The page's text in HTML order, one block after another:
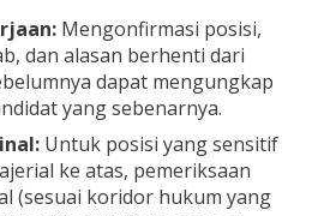
Mengonfirmasi posisi,
dan alasan berhenti dari
dapat mengungkap
yang sebenarnya.
Untuk posisi yang sensitif
ke atas, pemeriksaan
(sesuai koridor hukum yang